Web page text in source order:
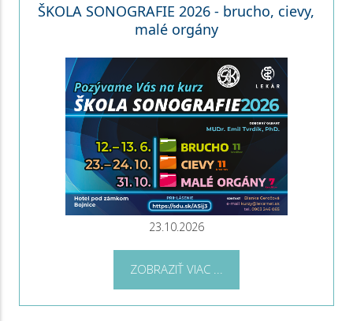
ŠKOLA SONOGRAFIE 2026 - brucho, cievy,
malé orgány
23.10.2026
ZOBRAZIŤ VIAC ...